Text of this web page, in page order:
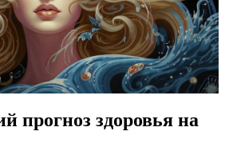
прогноз здоровья на